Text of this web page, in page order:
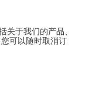
关于我们的产品、
可以随时取消订